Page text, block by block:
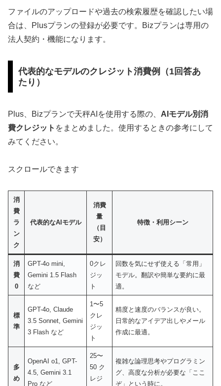
ファイルのアップロードや過去の検索履歴を確認したい場
合は、Plusプランの登録が必要です。Bizプランは専用の
法人契約・機能になります。
代表的なモデルのクレジット消費例（1回答あ
たり）
Plus、Bizプランで天秤AIを使用する際の、 AIモデル別消
費クレジット をまとめました。使用するときの参考にして
みてください。
スクロールできます
消
費
ラ
ン
ク
代表的なAIモデル
消費
量
（目
安）
特徴・利用シーン
消
費
0
GPT-4o mini,
Gemini 1.5 Flash
など
0クレ
ジッ
ト
回数を気にせず使える「常用」
モデル。翻訳や簡単な要約に最
適。
標
準
GPT-4o, Claude
3.5 Sonnet, Gemini
3 Flash など
1〜5
クレ
ジッ
ト
精度と速度のバランスが良い。
日常的なアイデア出しやメール
作成に最適。
多
め
OpenAI o1, GPT-
4.5, Gemini 3.1
Pro など
25〜
50 ク
レジ
複雑な論理思考やプログラミン
グ、高度な分析が必要な「ここ
ぞ」という時に。